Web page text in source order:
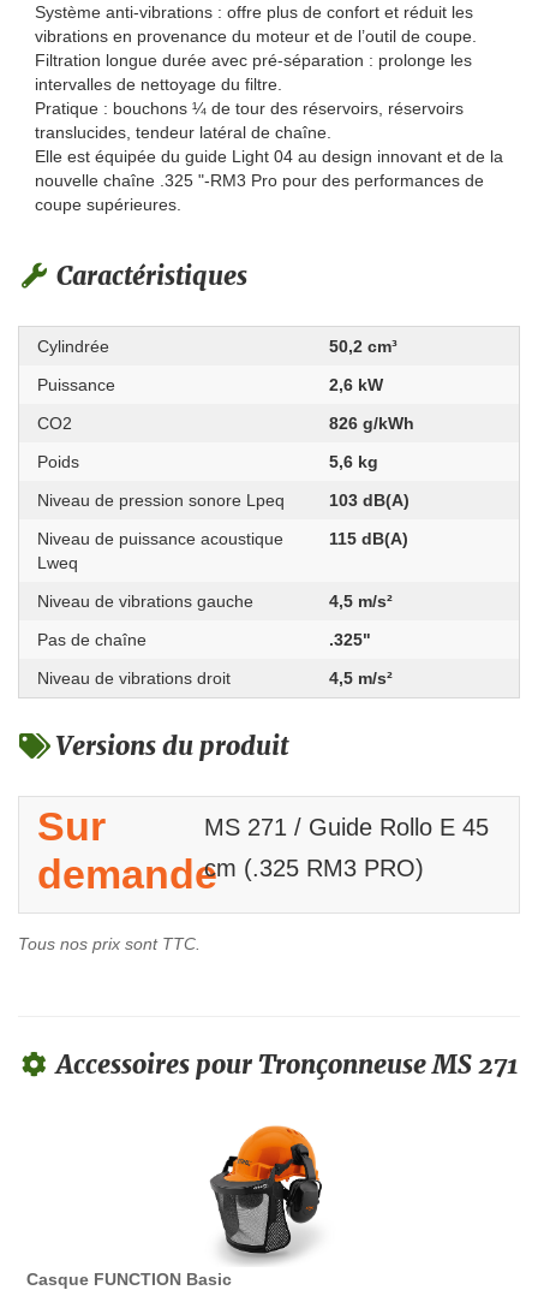
Système anti-vibrations : offre plus de confort et réduit les
vibrations en provenance du moteur et de l’outil de coupe.
Filtration longue durée avec pré-séparation : prolonge les
intervalles de nettoyage du filtre.
Pratique : bouchons ¼ de tour des réservoirs, réservoirs
translucides, tendeur latéral de chaîne.
Elle est équipée du guide Light 04 au design innovant et de la
nouvelle chaîne .325 "-RM3 Pro pour des performances de
coupe supérieures.
Caractéristiques
Cylindrée
50,2 cm³
Puissance
2,6 kW
CO2
826 g/kWh
Poids
5,6 kg
Niveau de pression sonore Lpeq
103 dB(A)
Niveau de puissance acoustique
Lweq
115 dB(A)
Niveau de vibrations gauche
4,5 m/s²
Pas de chaîne
.325"
Niveau de vibrations droit
4,5 m/s²
Versions du produit
Sur
demande
MS 271 / Guide Rollo E 45
cm (.325 RM3 PRO)
Tous nos prix sont TTC.
Accessoires pour Tronçonneuse MS 271
Casque FUNCTION Basic